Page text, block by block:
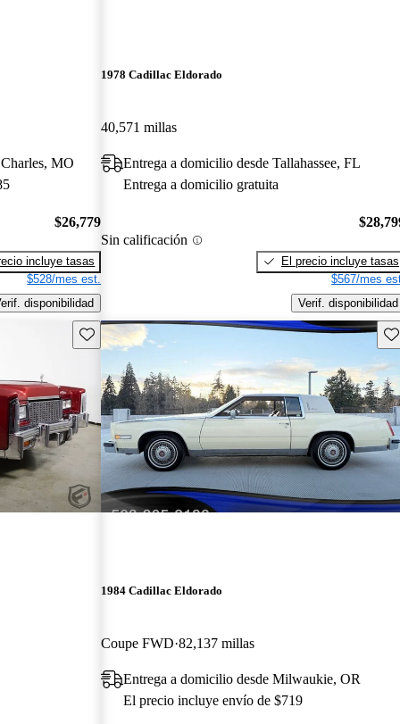
MO
$26,779
incluye tasas
$528/mes est.
disponibilidad
1978 Cadillac Eldorado
40,571 millas
Entrega a domicilio desde Tallahassee, FL
Entrega a domicilio gratuita
Sin calificación
El precio incluye tasas
$567/mes
Verif. disponibilidad
Guarda este Aviso
1984 Cadillac Eldorado
Coupe FWD 82,137 millas
Entrega a domicilio desde Milwaukie, OR
El precio incluye envío de $719